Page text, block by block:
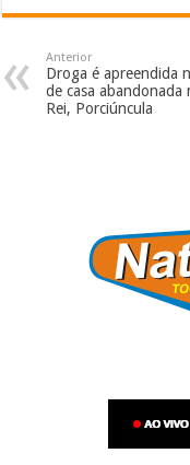
Anterior
Droga é apreendida
de casa abandonada
Rei, Porciúncula